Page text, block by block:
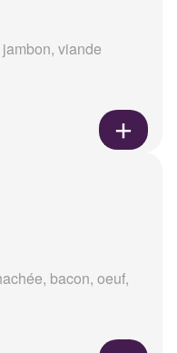
viande
bacon, oeuf,